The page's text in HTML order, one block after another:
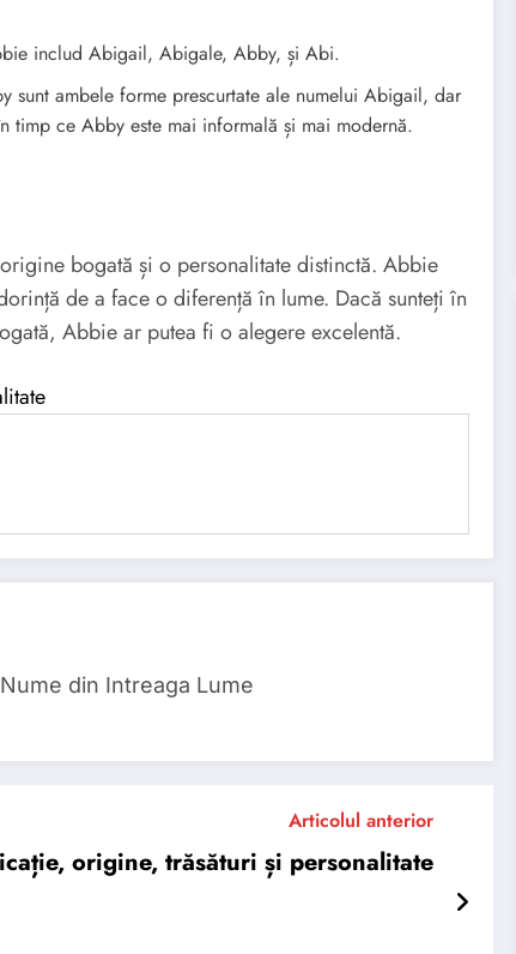
includ Abigail, Abigale, Abby, și Abi.
sunt ambele forme prescurtate ale numelui Abigail, dar
ce Abby este mai informală și mai modernă.
bogată și o personalitate distinctă. Abbie
de a face o diferență în lume. Dacă sunteți în
Abbie ar putea fi o alegere excelentă.
din Intreaga Lume
Articolul anterior
origine, trăsături și personalitate